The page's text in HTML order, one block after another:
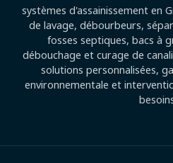
systèmes d'assainissement en
de lavage, débourbeurs,
fosses septiques, bacs à
débouchage et curage de
solutions personnalisées,
environnementale et